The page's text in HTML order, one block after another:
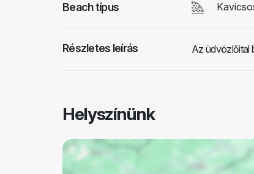
Beach típus
Részletes leírás Az üdvözlőital
Helyszínünk